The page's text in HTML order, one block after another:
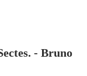
- Bruno